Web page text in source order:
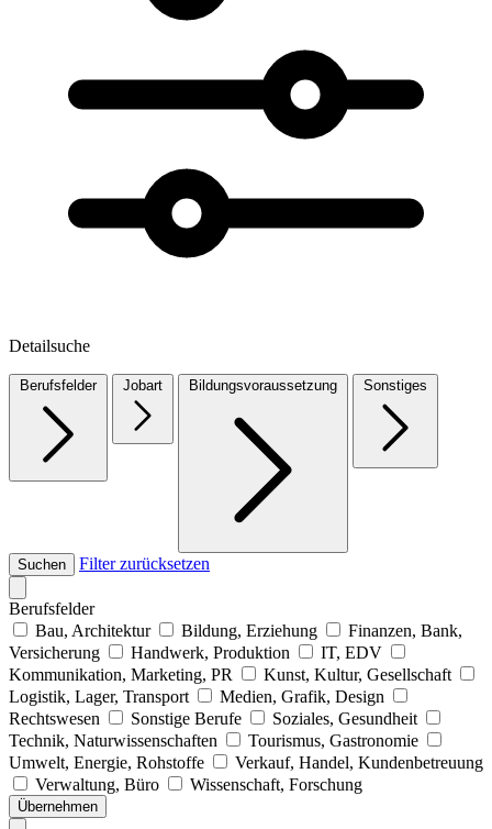
Detailsuche
Berufsfelder Jobart Bildungsvoraussetzung Sonstiges
Suchen Filter zurücksetzen
Berufsfelder
Bau, Architektur
Bildung, Erziehung
Finanzen, Bank,
Versicherung
Handwerk, Produktion
IT, EDV
Kommunikation, Marketing, PR
Kunst, Kultur, Gesellschaft
Logistik, Lager, Transport
Medien, Grafik, Design
Rechtswesen
Sonstige Berufe
Soziales, Gesundheit
Technik, Naturwissenschaften
Tourismus, Gastronomie
Umwelt, Energie, Rohstoffe
Verkauf, Handel, Kundenbetreuung
Verwaltung, Büro
Wissenschaft, Forschung
Übernehmen